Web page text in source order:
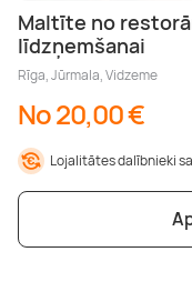
Maltīte no
līdzņemšanai
Rīga, Jūrmala, Vidzeme
No 20,00 €
Lojalitātes dalībnieki